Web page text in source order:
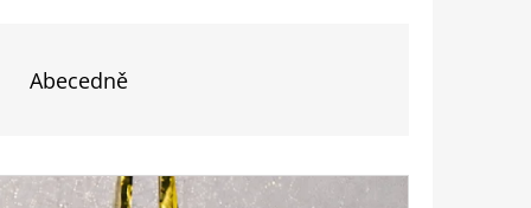
Abecedně